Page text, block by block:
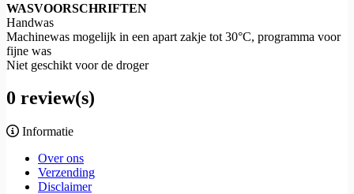
WASVOORSCHRIFTEN
Handwas
Machinewas mogelijk in een apart zakje tot 30°C, programma voor
fijne was
Niet geschikt voor de droger
0 review(s)
Informatie
Over ons
Verzending
Disclaimer